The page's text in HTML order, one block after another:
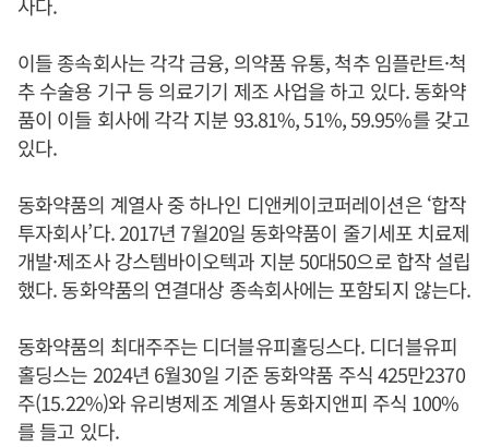
사다.
이들 종속회사는 각각 금융, 의약품 유통, 척추 임플란트·척
추 수술용 기구 등 의료기기 제조 사업을 하고 있다. 동화약
품이 이들 회사에 각각 지분 93.81%, 51%, 59.95%를 갖고
있다.
동화약품의 계열사 중 하나인 디앤케이코퍼레이션은 ‘합작
투자회사’다. 2017년 7월20일 동화약품이 줄기세포 치료제
개발·제조사 강스템바이오텍과 지분 50대50으로 합작 설립
했다. 동화약품의 연결대상 종속회사에는 포함되지 않는다.
동화약품의 최대주주는 디더블유피홀딩스다. 디더블유피
홀딩스는 2024년 6월30일 기준 동화약품 주식 425만2370
주(15.22%)와 유리병제조 계열사 동화지앤피 주식 100%
를 들고 있다.